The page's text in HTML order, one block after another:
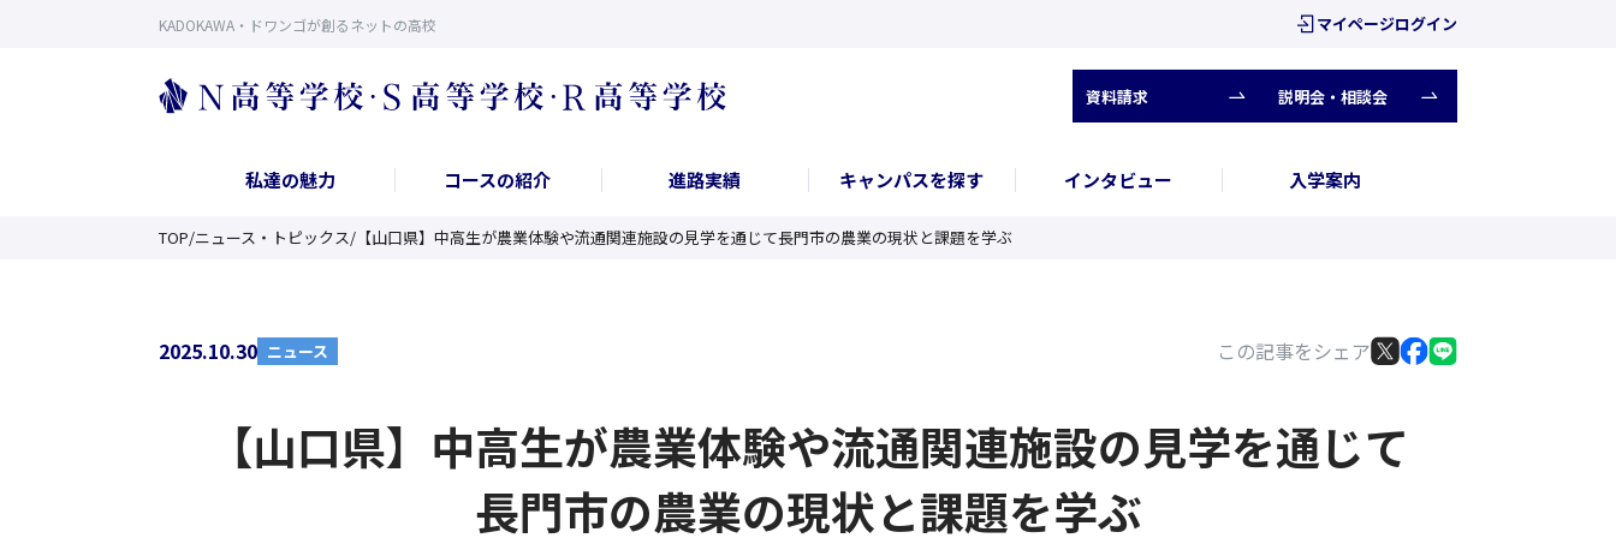
KADOKAWA・ドワンゴが創るネットの高校 マイページログイン
資料請求 説明会・相談会
私達の魅力 コースの紹介 進路実績 キャンパスを探す インタビュー 入学案内
TOP/ニュース・トピックス/ 【山口県】中高生が農業体験や流通関連施設の見学を通じて長門市の農業の現状と課題を学ぶ
2025.10.30 ニュース この記事をシェア
【山口県】中高生が農業体験や流通関連施設の見学を通じて
長門市の農業の現状と課題を学ぶ